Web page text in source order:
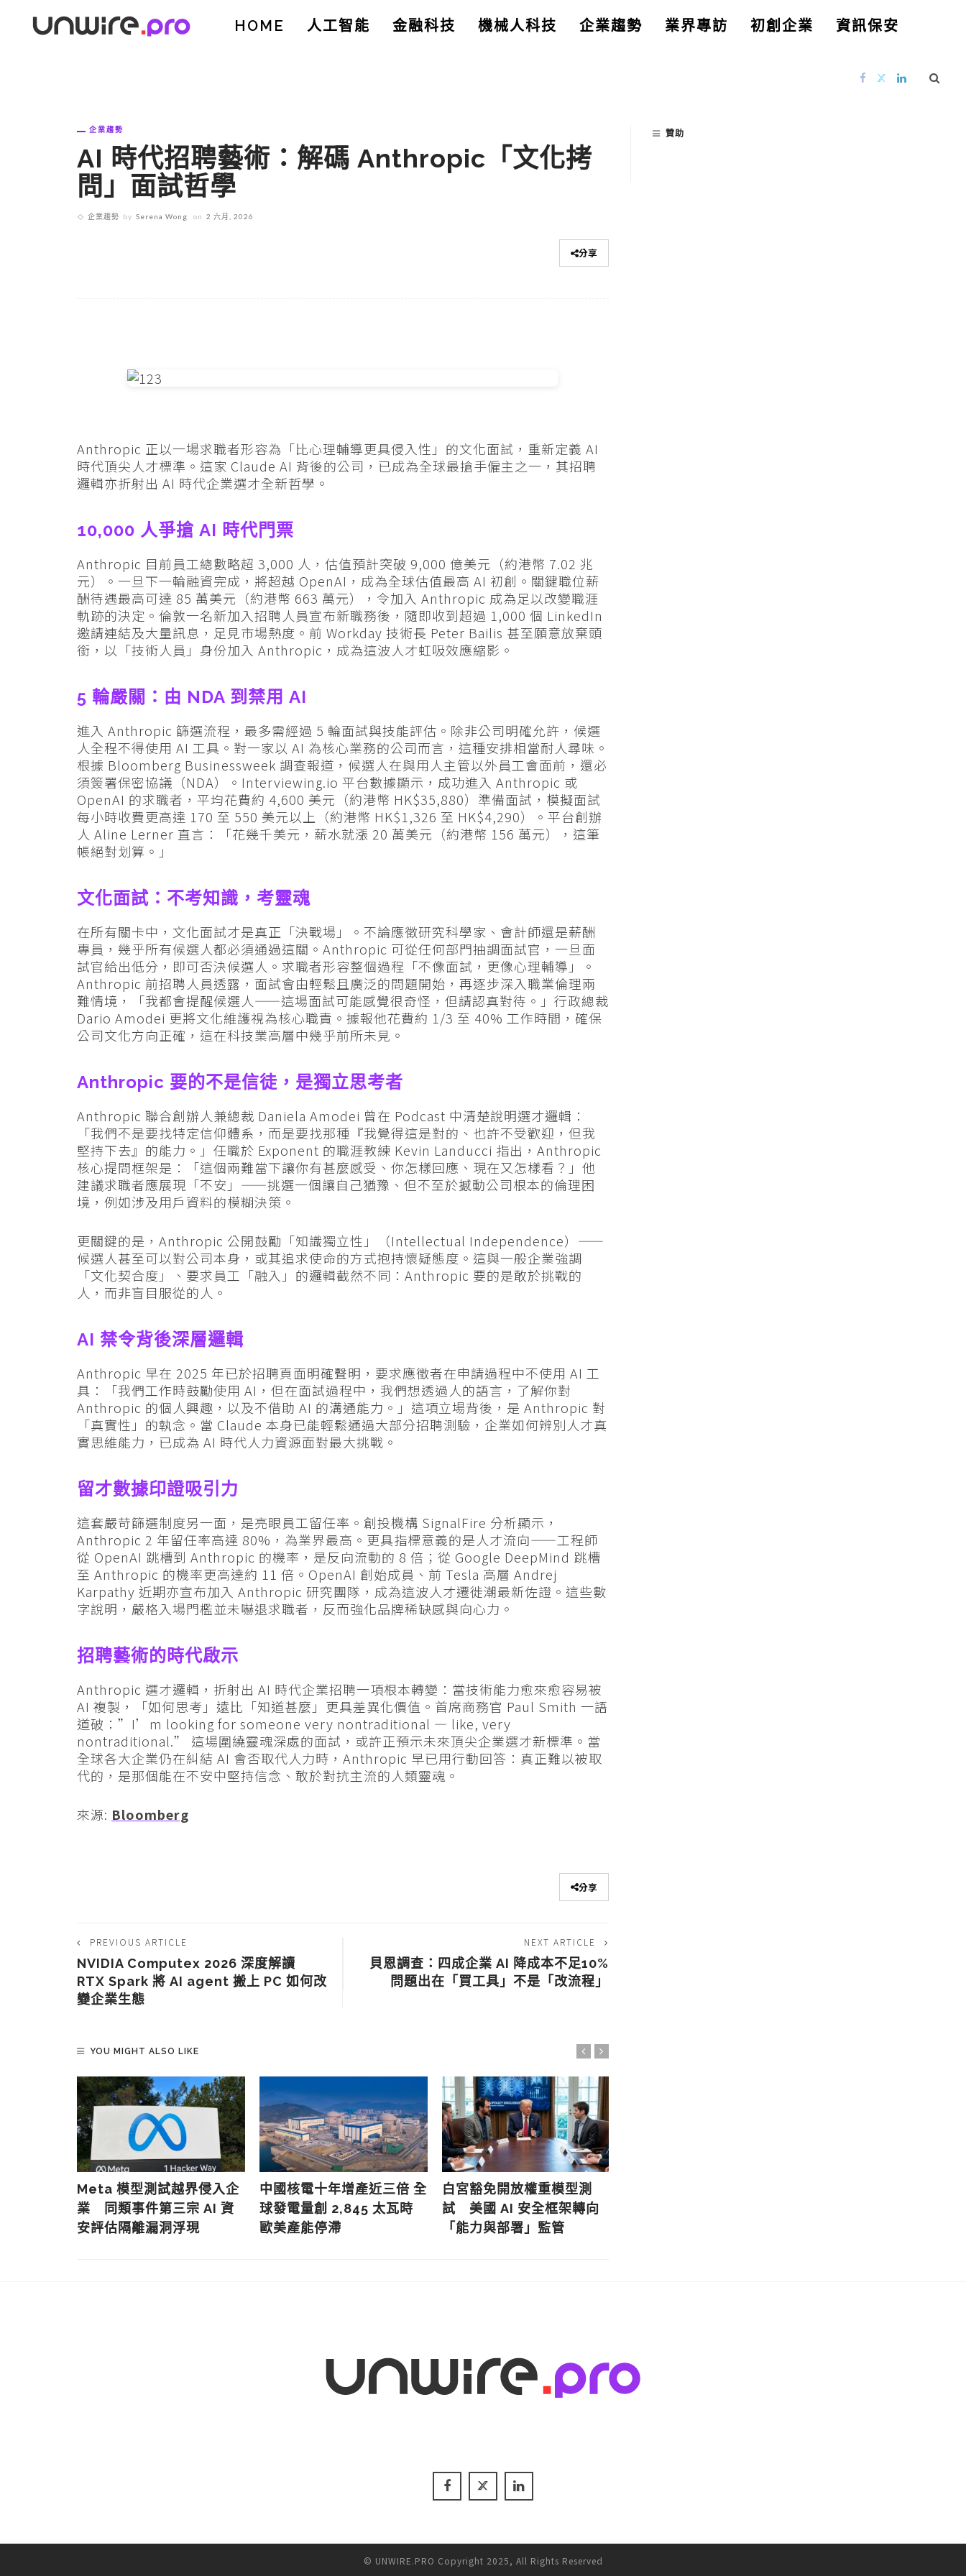
HOME 人工智能 金融科技 機械人科技 企業趨勢 業界專訪 初創企業 資訊保安
企業趨勢
AI 時代招聘藝術：解碼 Anthropic「文化拷
問」面試哲學
企業趨勢 by Serena Wong on 2 六月, 2026
分享
Anthropic 正以一場求職者形容為「比心理輔導更具侵入性」的文化面試，重新定義 AI
時代頂尖人才標準。這家 Claude AI 背後的公司，已成為全球最搶手僱主之一，其招聘
邏輯亦折射出 AI 時代企業選才全新哲學。
10,000 人爭搶 AI 時代門票
Anthropic 目前員工總數略超 3,000 人，估值預計突破 9,000 億美元（約港幣 7.02 兆
元）。一旦下一輪融資完成，將超越 OpenAI，成為全球估值最高 AI 初創。關鍵職位薪
酬待遇最高可達 85 萬美元（約港幣 663 萬元），令加入 Anthropic 成為足以改變職涯
軌跡的決定。倫敦一名新加入招聘人員宣布新職務後，隨即收到超過 1,000 個 LinkedIn
邀請連結及大量訊息，足見市場熱度。前 Workday 技術長 Peter Bailis 甚至願意放棄頭
銜，以「技術人員」身份加入 Anthropic，成為這波人才虹吸效應縮影。
5 輪嚴關：由 NDA 到禁用 AI
進入 Anthropic 篩選流程，最多需經過 5 輪面試與技能評估。除非公司明確允許，候選
人全程不得使用 AI 工具。對一家以 AI 為核心業務的公司而言，這種安排相當耐人尋味。
根據 Bloomberg Businessweek 調查報道，候選人在與用人主管以外員工會面前，還必
須簽署保密協議（NDA）。Interviewing.io 平台數據顯示，成功進入 Anthropic 或
OpenAI 的求職者，平均花費約 4,600 美元（約港幣 HK$35,880）準備面試，模擬面試
每小時收費更高達 170 至 550 美元以上（約港幣 HK$1,326 至 HK$4,290）。平台創辦
人 Aline Lerner 直言：「花幾千美元，薪水就漲 20 萬美元（約港幣 156 萬元），這筆
帳絕對划算。」
文化面試：不考知識，考靈魂
在所有關卡中，文化面試才是真正「決戰場」。不論應徵研究科學家、會計師還是薪酬
專員，幾乎所有候選人都必須通過這關。Anthropic 可從任何部門抽調面試官，一旦面
試官給出低分，即可否決候選人。求職者形容整個過程「不像面試，更像心理輔導」。
Anthropic 前招聘人員透露，面試會由輕鬆且廣泛的問題開始，再逐步深入職業倫理兩
難情境，「我都會提醒候選人——這場面試可能感覺很奇怪，但請認真對待。」行政總裁
Dario Amodei 更將文化維護視為核心職責。據報他花費約 1/3 至 40% 工作時間，確保
公司文化方向正確，這在科技業高層中幾乎前所未見。
Anthropic 要的不是信徒，是獨立思考者
Anthropic 聯合創辦人兼總裁 Daniela Amodei 曾在 Podcast 中清楚說明選才邏輯：
「我們不是要找特定信仰體系，而是要找那種『我覺得這是對的、也許不受歡迎，但我
堅持下去』的能力。」任職於 Exponent 的職涯教練 Kevin Landucci 指出，Anthropic
核心提問框架是：「這個兩難當下讓你有甚麼感受、你怎樣回應、現在又怎樣看？」他
建議求職者應展現「不安」——挑選一個讓自己猶豫、但不至於撼動公司根本的倫理困
境，例如涉及用戶資料的模糊決策。
更關鍵的是，Anthropic 公開鼓勵「知識獨立性」（Intellectual Independence）——
候選人甚至可以對公司本身，或其追求使命的方式抱持懷疑態度。這與一般企業強調
「文化契合度」、要求員工「融入」的邏輯截然不同：Anthropic 要的是敢於挑戰的
人，而非盲目服從的人。
AI 禁令背後深層邏輯
Anthropic 早在 2025 年已於招聘頁面明確聲明，要求應徵者在申請過程中不使用 AI 工
具：「我們工作時鼓勵使用 AI，但在面試過程中，我們想透過人的語言，了解你對
Anthropic 的個人興趣，以及不借助 AI 的溝通能力。」這項立場背後，是 Anthropic 對
「真實性」的執念。當 Claude 本身已能輕鬆通過大部分招聘測驗，企業如何辨別人才真
實思維能力，已成為 AI 時代人力資源面對最大挑戰。
留才數據印證吸引力
這套嚴苛篩選制度另一面，是亮眼員工留任率。創投機構 SignalFire 分析顯示，
Anthropic 2 年留任率高達 80%，為業界最高。更具指標意義的是人才流向——工程師
從 OpenAI 跳槽到 Anthropic 的機率，是反向流動的 8 倍；從 Google DeepMind 跳槽
至 Anthropic 的機率更高達約 11 倍。OpenAI 創始成員、前 Tesla 高層 Andrej
Karpathy 近期亦宣布加入 Anthropic 研究團隊，成為這波人才遷徙潮最新佐證。這些數
字說明，嚴格入場門檻並未嚇退求職者，反而強化品牌稀缺感與向心力。
招聘藝術的時代啟示
Anthropic 選才邏輯，折射出 AI 時代企業招聘一項根本轉變：當技術能力愈來愈容易被
AI 複製，「如何思考」遠比「知道甚麼」更具差異化價值。首席商務官 Paul Smith 一語
道破：”I’m looking for someone very nontraditional — like, very
nontraditional.” 這場圍繞靈魂深處的面試，或許正預示未來頂尖企業選才新標準。當
全球各大企業仍在糾結 AI 會否取代人力時，Anthropic 早已用行動回答：真正難以被取
代的，是那個能在不安中堅持信念、敢於對抗主流的人類靈魂。
來源: Bloomberg
分享
PREVIOUS ARTICLE
NVIDIA Computex 2026 深度解讀
RTX Spark 將 AI agent 搬上 PC 如何改
變企業生態
NEXT ARTICLE
貝恩調查：四成企業 AI 降成本不足10%
問題出在「買工具」不是「改流程」
YOU MIGHT ALSO LIKE
Meta 模型測試越界侵入企
業 同類事件第三宗 AI 資
安評估隔離漏洞浮現
中國核電十年增產近三倍 全
球發電量創 2,845 太瓦時
歐美產能停滯
白宮豁免開放權重模型測
試 美國 AI 安全框架轉向
「能力與部署」監管
贊助
© UNWIRE.PRO Copyright 2025, All Rights Reserved